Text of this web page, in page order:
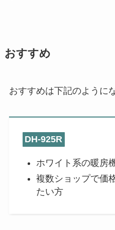
おすすめ
おすすめは下記のように
DH-925R
ホワイト系の暖房
複数ショップで価
たい方